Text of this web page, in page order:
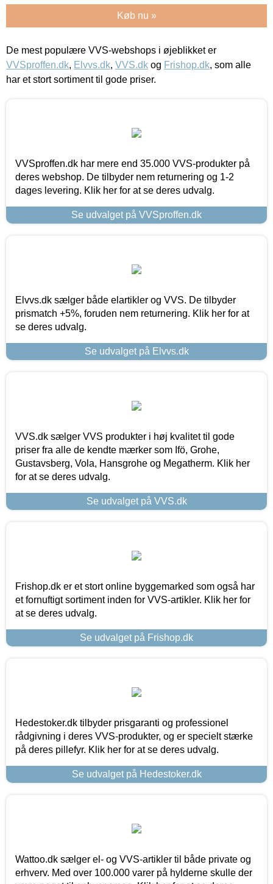
Køb nu »
De mest populære VVS-webshops i øjeblikket er
VVSproffen.dk, Elvvs.dk, VVS.dk og Frishop.dk, som alle
har et stort sortiment til gode priser.
VVSproffen.dk har mere end 35.000 VVS-produkter på
deres webshop. De tilbyder nem returnering og 1-2
dages levering. Klik her for at se deres udvalg.
Se udvalget på VVSproffen.dk
Elvvs.dk sælger både elartikler og VVS. De tilbyder
prismatch +5%, foruden nem returnering. Klik her for at
se deres udvalg.
Se udvalget på Elvvs.dk
VVS.dk sælger VVS produkter i høj kvalitet til gode
priser fra alle de kendte mærker som Ifö, Grohe,
Gustavsberg, Vola, Hansgrohe og Megatherm. Klik her
for at se deres udvalg.
Se udvalget på VVS.dk
Frishop.dk er et stort online byggemarked som også har
et fornuftigt sortiment inden for VVS-artikler. Klik her for
at se deres udvalg.
Se udvalget på Frishop.dk
Hedestoker.dk tilbyder prisgaranti og professionel
rådgivning i deres VVS-produkter, og er specielt stærke
på deres pillefyr. Klik her for at se deres udvalg.
Se udvalget på Hedestoker.dk
Wattoo.dk sælger el- og VVS-artikler til både private og
erhverv. Med over 100.000 varer på hylderne skulle der